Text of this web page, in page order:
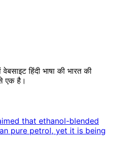
हिंदी भाषा की भारत की
एक है।